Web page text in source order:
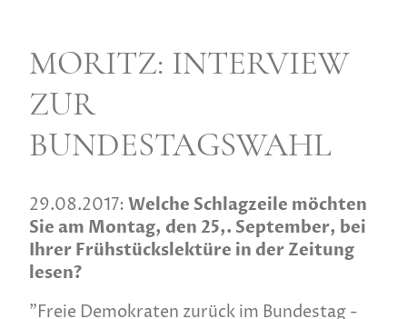
MORITZ: INTERVIEW
ZUR
BUNDESTAGSWAHL
29.08.2017: Welche Schlagzeile möchten
Sie am Montag, den 25,. September, bei
Ihrer Frühstückslektüre in der Zeitung
lesen?
"Freie Demokraten zurück im Bundestag -